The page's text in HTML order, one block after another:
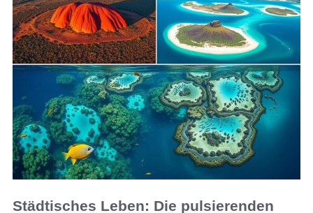
Städtisches Leben: Die pulsierenden